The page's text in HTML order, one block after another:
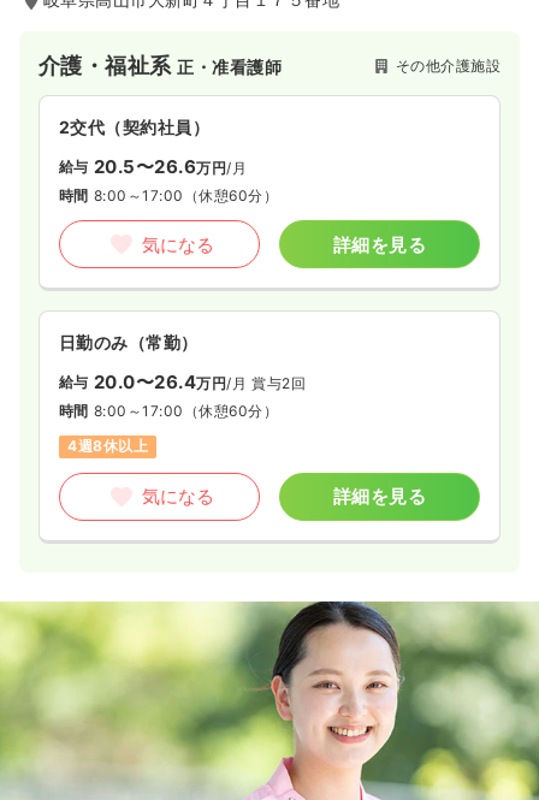
介護・福祉系正・准看護師 その他介護施設
2交代（契約社員）
給与 20.5〜26.6万円/月
時間 8:00～17:00 （休憩60分）
気になる 詳細を見る
日勤のみ（常勤）
給与 20.0〜26.4万円/月 賞与2回
時間 8:00～17:00 （休憩60分）
4週8休以上
気になる 詳細を見る